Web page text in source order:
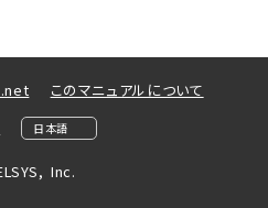
このマニュアルについて
Inc.